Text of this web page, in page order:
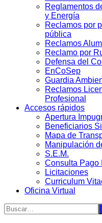
Reglamentos
y Energía
Reclamos por
pública
Reclamos
Reclamo por
Defensa del
EnCoSep
Guardia
Reclamos
Profesional
Accesos rápidos
Apertura
Beneficiarios
Mapa de
Manipulación
S.E.M.
Consulta Pago
Licitaciones
Curriculum
Oficina Virtual